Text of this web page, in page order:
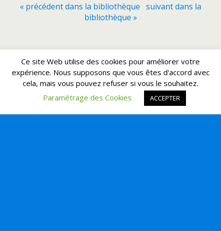
« précédent dans la bibliothèque suivant dans la
bibliothèque »
Retour au début
Mobile Bureau
Ce site Web utilise des cookies pour améliorer votre
expérience. Nous supposons que vous êtes d'accord avec
cela, mais vous pouvez refuser si vous le souhaitez.
Paramétrage des Cookies
ACCEPTER